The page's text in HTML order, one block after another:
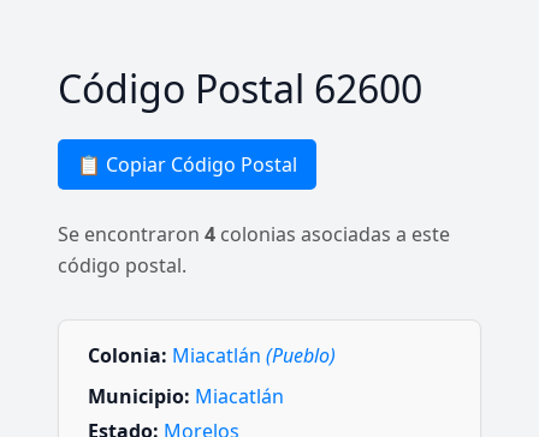
Código Postal 62600
📋 Copiar Código Postal
Se encontraron 4 colonias asociadas a este
código postal.
Colonia: Miacatlán (Pueblo)
Municipio: Miacatlán
Estado: Morelos